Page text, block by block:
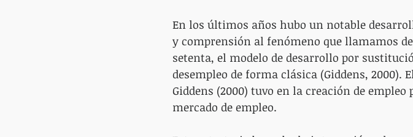
En los últimos años hubo un notable
y comprensión al fenómeno que llamamos
setenta, el modelo de desarrollo por
desempleo de forma clásica (Giddens, 2000).
Giddens (2000) tuvo en la creación de
mercado de empleo.